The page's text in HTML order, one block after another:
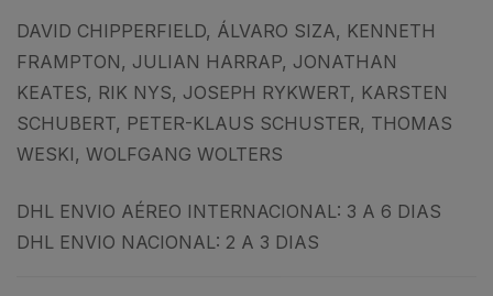
DAVID CHIPPERFIELD, ÁLVARO SIZA, KENNETH
FRAMPTON, JULIAN HARRAP, JONATHAN
KEATES, RIK NYS, JOSEPH RYKWERT, KARSTEN
SCHUBERT, PETER-KLAUS SCHUSTER, THOMAS
WESKI, WOLFGANG WOLTERS
DHL ENVIO AÉREO INTERNACIONAL: 3 A 6 DIAS
DHL ENVIO NACIONAL: 2 A 3 DIAS